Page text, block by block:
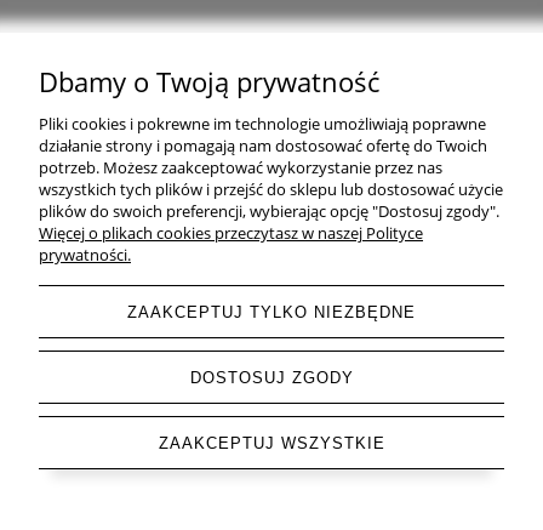
Natural Home Decor | E-mail: sklep at naturalhomedecor.pl | Tel.:
507 707 299 | NIP: 7971800592 | REGON: 381429127
Copyright © 2026 - Naturalhomedecor.pl
Dbamy o Twoją prywatność
Pliki cookies i pokrewne im technologie umożliwiają poprawne
działanie strony i pomagają nam dostosować ofertę do Twoich
potrzeb. Możesz zaakceptować wykorzystanie przez nas
wszystkich tych plików i przejść do sklepu lub dostosować użycie
plików do swoich preferencji, wybierając opcję "Dostosuj zgody".
Więcej o plikach cookies przeczytasz w naszej Polityce
prywatności.
ZAAKCEPTUJ TYLKO NIEZBĘDNE
DOSTOSUJ ZGODY
ZAAKCEPTUJ WSZYSTKIE